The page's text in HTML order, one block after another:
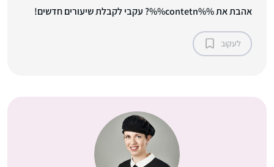
אהבת את %%contetn%%? עקבי לקבלת שיעורים חדשים!
לעקוב